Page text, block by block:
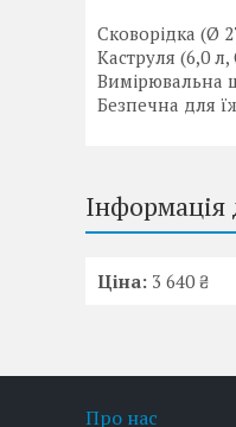
Сковорідка (Ø
Каструля (6,0 л,
Вимірювальна
Безпечна для
Інформація
Ціна: 3 640 ₴
Про нас